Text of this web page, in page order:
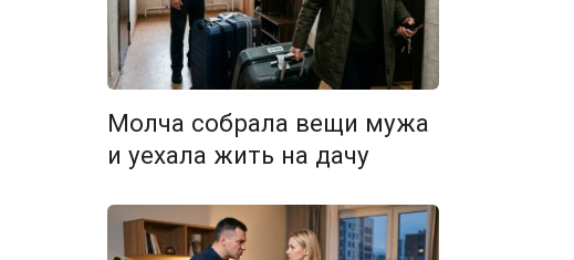
Молча собрала вещи мужа
и уехала жить на дачу